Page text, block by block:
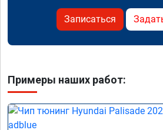
Записаться
Примеры наших работ: